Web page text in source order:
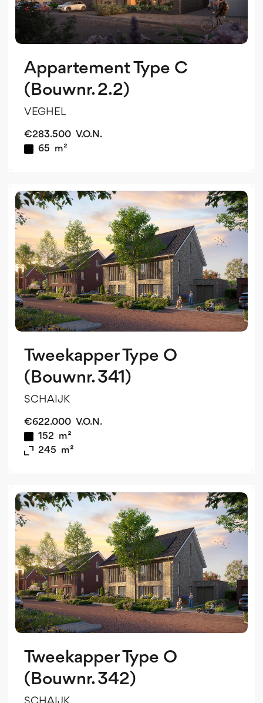
Appartement Type C
(Bouwnr. 2.2)
VEGHEL
€283.500 V.O.N.
65 m²
Tweekapper Type O
(Bouwnr. 341)
SCHAIJK
€622.000 V.O.N.
152 m²
245 m²
Tweekapper Type O
(Bouwnr. 342)